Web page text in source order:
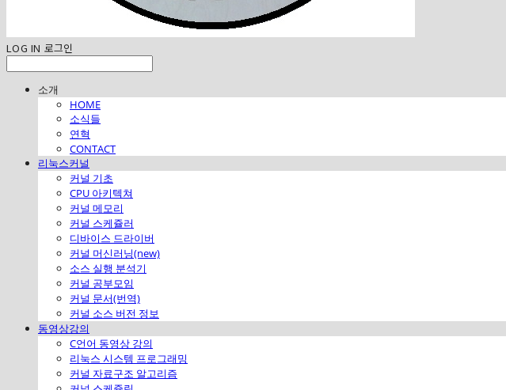
LOG IN 로그인
소개
HOME
소식들
연혁
CONTACT
리눅스커널
커널 기초
CPU 아키텍쳐
커널 메모리
커널 스케쥴러
디바이스 드라이버
커널 머신러닝(new)
소스 실행 분석기
커널 공부모임
커널 문서(번역)
커널 소스 버전 정보
동영상강의
C언어 동영상 강의
리눅스 시스템 프로그래밍
커널 자료구조 알고리즘